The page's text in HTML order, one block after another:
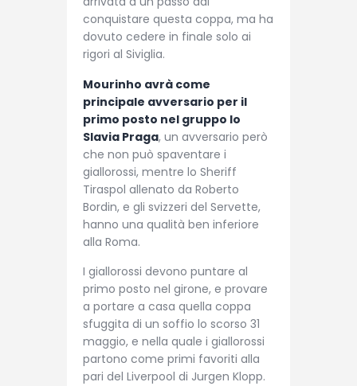
conquistare questa coppa, ma ha
dovuto cedere in finale solo ai
rigori al Siviglia.
Mourinho avrà come
principale avversario per il
primo posto nel gruppo lo
Slavia Praga, un avversario però
che non può spaventare i
giallorossi, mentre lo Sheriff
Tiraspol allenato da Roberto
Bordin, e gli svizzeri del Servette,
hanno una qualità ben inferiore
alla Roma.
I giallorossi devono puntare al
primo posto nel girone, e provare
a portare a casa quella coppa
sfuggita di un soffio lo scorso 31
maggio, e nella quale i giallorossi
partono come primi favoriti alla
pari del Liverpool di Jurgen Klopp.